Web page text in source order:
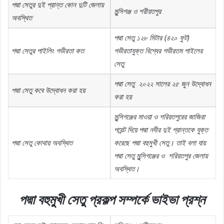
পদ্মা সেতুর দুই প্রান্ত কোন দুটি জেলায়
অবস্থিত
মুন্সিগঞ্জ ও শরীয়তপুর
পদ্মা সেতুর পাইলিং গভীরতা কত
পদ্মা সেতু ১২৮ মিটার(৪২০ ফুট)
গভীরতাযুক্ত বিশ্বের গভীরতম পাইলের
সেতু
পদ্মা সেতু কবে উদ্বোধন করা হয়
পদ্মা সেতু ২০২২ সালের ২৫ জুন উদ্বোধন
করা হয়
পদ্মা সেতু কোথায় অবস্থিত
মুন্সিগঞ্জের মাওয়া ও শরিয়তপুরের জাজিরা
পয়েন্ট দিয়ে পদ্মা নদীর দুই প্রান্তকে যুক্ত
করেছে পদ্মা বহুমুখী সেতু। তাই বলা যায়
পদ্মা সেতু মুন্সিগঞ্জের ও শরিয়তপুর জেলায়
অবস্থিত।
পদ্মা বহুমুখী সেতু প্রকল্প সম্পর্কেভাইভা প্রশ্ন